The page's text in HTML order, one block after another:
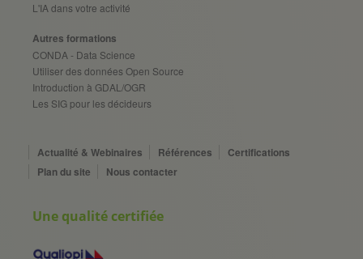
L'IA dans votre activité
Autres formations
CONDA - Data Science
Utiliser des données Open Source
Introduction à GDAL/OGR
Les SIG pour les décideurs
Actualité & Webinaires Références
Certifications
Plan du site
Nous contacter
Une qualité certifiée